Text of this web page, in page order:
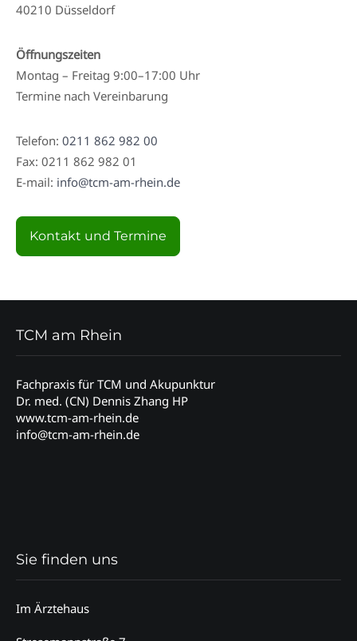
40210 Düsseldorf
Öffnungszeiten
Montag – Freitag 9:00–17:00 Uhr
Termine nach Vereinbarung
Telefon: 0211 862 982 00
Fax: 0211 862 982 01
E-mail: info@tcm-am-rhein.de
Kontakt und Termine
TCM am Rhein
Fachpraxis für TCM und Akupunktur
Dr. med. (CN) Dennis Zhang HP
www.tcm-am-rhein.de
info@tcm-am-rhein.de
Sie finden uns
Im Ärztehaus